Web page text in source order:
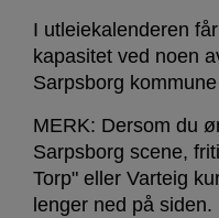
I utleiekalenderen
kapasitet ved noen
Sarpsborg
MERK: Dersom du
Sarpsborg scene,
Torp" eller Varteig
lenger ned på siden.